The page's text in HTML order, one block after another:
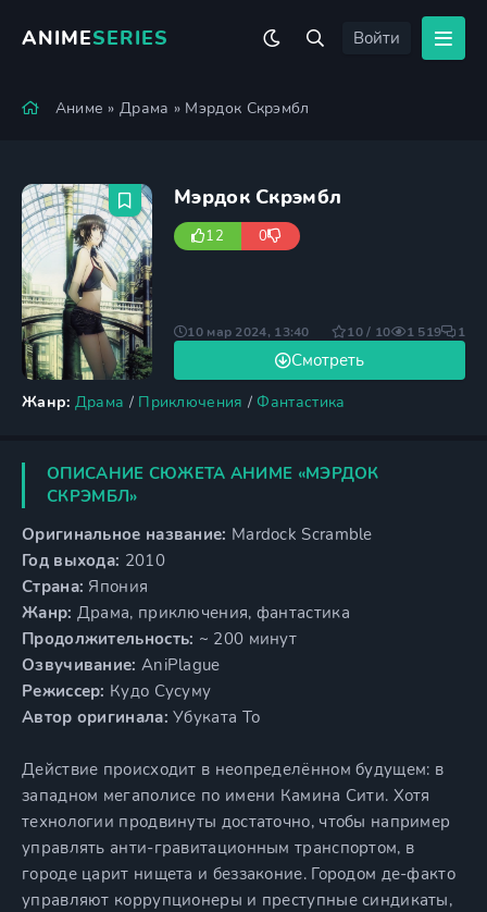
ANIMESERIES Войти
Аниме »Драма » Мэрдок Скрэмбл
Мэрдок Скрэмбл
12 0
Жанр: Драма / Приключения / Фантастика
Смотреть
10 мар 2024, 13:40 10 / 10 1 519 1
ОПИСАНИЕ СЮЖЕТА АНИМЕ «МЭРДОК
СКРЭМБЛ»
Оригинальное название: Mardock Scramble
Год выхода: 2010
Страна: Япония
Жанр: Драма, приключения, фантастика
Продолжительность: ~ 200 минут
Озвучивание: AniPlague
Режиссер: Кудо Сусуму
Автор оригинала: Убуката То
Действие происходит в неопределённом будущем: в
западном мегаполисе по имени Камина Сити. Хотя
технологии продвинуты достаточно, чтобы например
управлять анти-гравитационным транспортом, в
городе царит нищета и беззаконие. Городом де-факто
управляют коррупционеры и преступные синдикаты,